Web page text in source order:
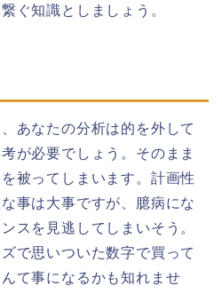
ぐ知識としましょう。
あなたの分析は的を外して
が必要でしょう。そのまま
被ってしまいます。計画性
事は大事ですが、臆病にな
スを見逃してしまいそう。
で思いついた数字で買って
て事になるかも知れませ